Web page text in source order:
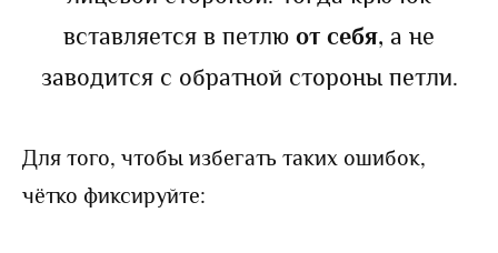
вставляется в петлю от себя, а не
заводится с обратной стороны петли.
Для того, чтобы избегать таких ошибок,
чётко фиксируйте: